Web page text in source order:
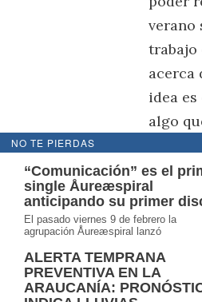
verano
trabajo
acerca
idea
algo
La
para
de las
NO TE PIERDAS
“Comunicación” es el
single Åureæspiral
anticipando su primer
El pasado viernes 9 de febrero la
agrupación Åureæspiral lanzó
ALERTA TEMPRANA
PREVENTIVA EN LA
ARAUCANÍA: